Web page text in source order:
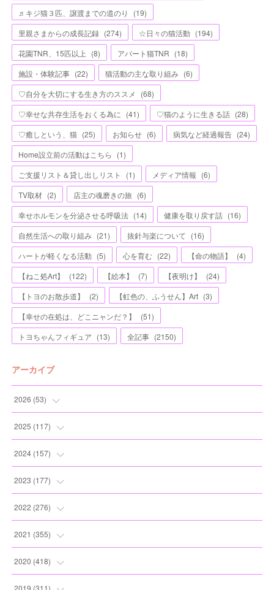
♬キジ猫３匹、譲渡までの道のり
(19)
里親さまからの成長記録 (274) ☆日々の猫活動 (194)
花園TNR、15匹以上 (8) アパート猫TNR (18)
施設・体験記事 (22) 猫活動の主な取り組み (6)
♡自分を大切にする生き方のススメ
(68)
♡幸せな共存生活をおくる為に (41) ♡猫のように生きる話 (28)
♡癒しという、猫 (25) お知らせ (6) 病気など経過報告 (24)
Home設立前の活動はこちら
(1)
ご支援リスト＆貸し出しリスト
(1) メディア情報 (6)
TV取材 (2) 店主の魂磨きの旅 (6)
幸せホルモンを分泌させる呼吸法 (14) 健康を取り戻す話 (16)
自然生活への取り組み (21) 抜針与楽について (16)
ハートが軽くなる活動 (5) 心を育む (22) 【命の物語】 (4)
【ねこ処Art】
(122) 【絵本】 (7) 【夜明け】 (24)
【トヨのお散歩道】
(2) 【虹色の、ふうせん】Art (3)
【幸せの在処は、どこニャンだ？】
(51)
トヨちゃんフィギュア (13) 全記事 (2150)
アーカイブ
2026 (53)
(1)
(5)
(7)
(11
2025 (117)
(11
(12
(12
(13
2024(157)
(13
(13
(10
(13
2023 (177)
(20
(10
(11
(13
2022 (276)
(17
(16
(21
2021 (355)
(19
(12
2020 (418)
(44